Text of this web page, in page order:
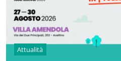
Attualità